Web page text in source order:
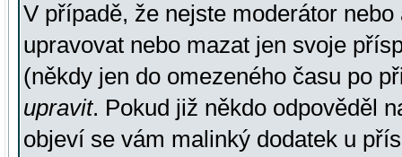
V případě, že nejste moderátor
upravovat nebo mazat jen svoje
(někdy jen do omezeného času po
upravit. Pokud již někdo odpověděl
objeví se vám malinký dodatek u